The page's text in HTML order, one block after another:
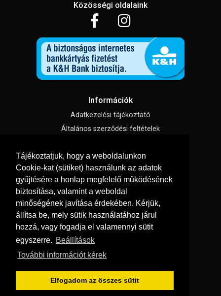
Tájékoztatjuk, hogy a weboldalunkon
Cookie-kat (sütiket) használunk az adatok
gyűjtésére a honlap megfelelő működésének
biztosítása, valamint a weboldal
minőségének javítása érdekében. Kérjük,
állítsa be, mely sütik használatához járul
hozzá, vagy fogadja el valamennyi sütit
egyszerre. Beállítások
További információt kérek
Elfogadom az összes sütit
Közösségi oldalaink
Információk
Adatkezelési tájékoztató
Általános szerződési feltételek
Süti beállítások
Menü
Hírek, cikkek
Kapcsolat
Letölthető katalógusok
Szállítás és fizetés
Vásárlási feltételek